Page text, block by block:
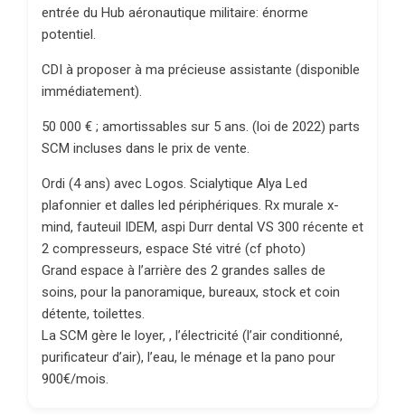
entrée du Hub aéronautique militaire: énorme
potentiel.
CDI à proposer à ma précieuse assistante (disponible
immédiatement).
50 000 € ; amortissables sur 5 ans. (loi de 2022) parts
SCM incluses dans le prix de vente.
Ordi (4 ans) avec Logos. Scialytique Alya Led
plafonnier et dalles led périphériques. Rx murale x-
mind, fauteuil IDEM, aspi Durr dental VS 300 récente et
2 compresseurs, espace Sté vitré (cf photo)
Grand espace à l’arrière des 2 grandes salles de
soins, pour la panoramique, bureaux, stock et coin
détente, toilettes.
La SCM gère le loyer, , l’électricité (l’air conditionné,
purificateur d’air), l’eau, le ménage et la pano pour
900€/mois.